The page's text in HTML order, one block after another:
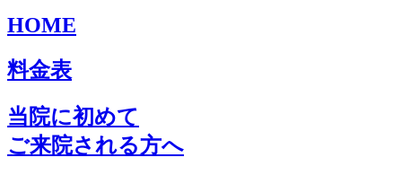
HOME
料金表
当院に初めて
ご来院される方へ